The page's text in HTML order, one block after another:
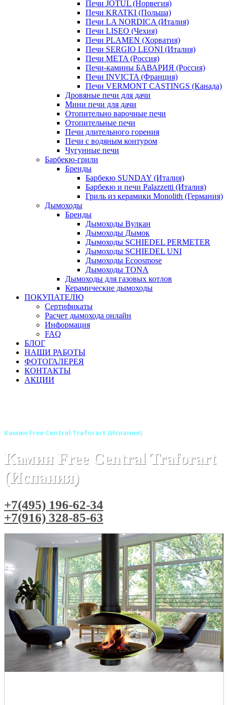
Печи JOTUL (Норвегия)
Печи KRATKI (Польша)
Печи LA NORDICA (Италия)
Печи LISEO (Чехия)
Печи PLAMEN (Хорватия)
Печи SERGIO LEONI (Италия)
Печи META (Россия)
Печи-камины БАВАРИЯ (Россия)
Печи INVICTA (Франция)
Печи VERMONT CASTINGS (Канада)
Дровяные печи для дачи
Мини печи для дачи
Отопительно варочные печи
Отопительные печи
Печи длительного горения
Печи с водяным контуром
Чугунные печи
Барбекю-грили
Бренды
Барбекю SUNDAY (Италия)
Барбекю и печи Palazzetti (Италия)
Гриль из керамики Monolith (Германия)
Дымоходы
Бренды
Дымоходы Вулкан
Дымоходы Дымок
Дымоходы SCHIEDEL PERMETER
Дымоходы SCHIEDEL UNI
Дымоходы Ecoosmose
Дымоходы TONA
Дымоходы для газовых котлов
Керамические дымоходы
ПОКУПАТЕЛЮ
Сертификаты
Расчет дымохода онлайн
Информация
FAQ
БЛОГ
НАШИ РАБОТЫ
ФОТОГАЛЕРЕЯ
КОНТАКТЫ
АКЦИИ
Камин Free Central Traforart (Испания)
Камин Free Central Traforart
(Испания)
+7(495) 196-62-34
+7(916) 328-85-63